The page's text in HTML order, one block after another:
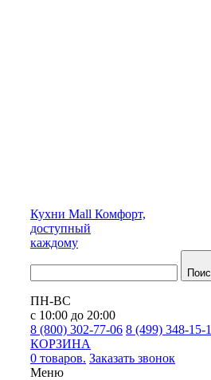
Кухни Mall Комфорт,
доступный
каждому
ПН-ВС
с 10:00 до 20:00
8 (800) 302-77-06 8 (499) 348-15-
КОРЗИНА
0 товаров. Заказать звонок
Меню